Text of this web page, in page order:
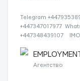
Telegram
+447347017977
+447348439107
СДЕЛАЙ СКРИНШОТ!
@Vitali...Агентство